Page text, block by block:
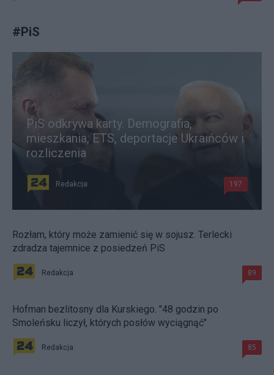
#PiS
PiS odkrywa karty. Demografia,
mieszkania, ETS, deportacje Ukraińców i
rozliczenia
Redakcja 197
Rozłam, który może zamienić się w sojusz. Terlecki
zdradza tajemnice z posiedzeń PiS
Redakcja 89
Hofman bezlitosny dla Kurskiego. "48 godzin po
Smoleńsku liczył, których posłów wyciągnąć"
Redakcja 85